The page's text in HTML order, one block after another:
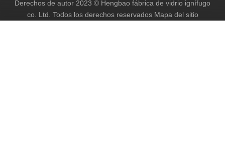
Derechos de autor 2023 © Hengbao fábrica de vidrio ignífugo
co. Ltd. Todos los derechos reservados Mapa del sitio